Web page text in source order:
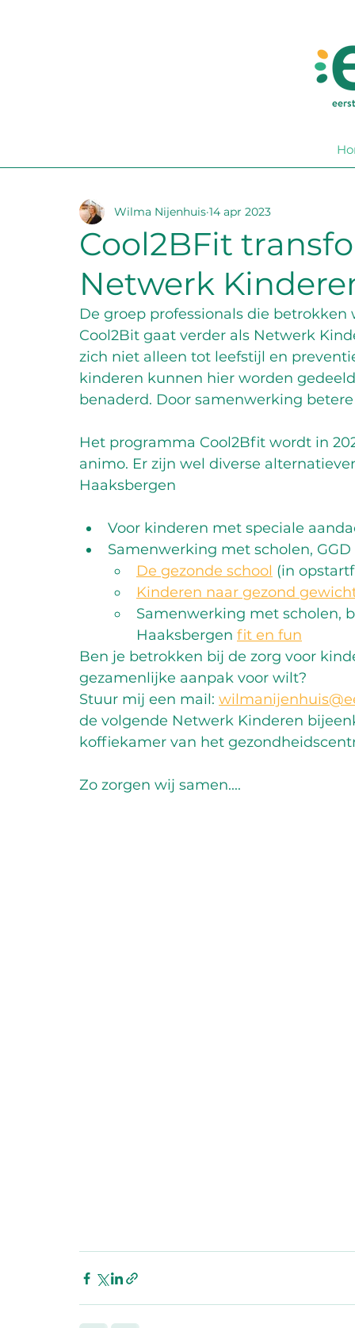
Cool2BFit
Netwerk
Wilma Nijenhuis 14 apr 2023
De groep professionals die
Cool2Bit gaat verder als Netwerk
zich niet alleen tot leefstijl en
kinderen kunnen hier worden
benaderd. Door samenwerking
Het programma Cool2Bfit wordt in
animo. Er zijn wel diverse
Haaksbergen
Voor kinderen met speciale
Samenwerking met scholen,
De gezonde school (in
Kinderen naar gezond
Samenwerking met scholen,
Haaksbergen fit en fun
Ben je betrokken bij de zorg voor
gezamenlijke aanpak voor wilt?
Stuur mij een mail:
de volgende Netwerk Kinderen
koffiekamer van het
Zo zorgen wij samen....